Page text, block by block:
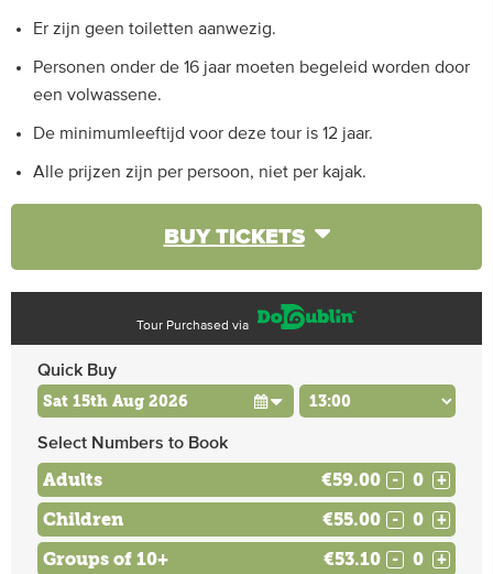
Er zijn geen toiletten aanwezig.
Personen onder de 16 jaar moeten begeleid worden door
een volwassene.
De minimumleeftijd voor deze tour is 12 jaar.
Alle prijzen zijn per persoon, niet per kajak.
BUY TICKETS
Tour Purchased via
Quick Buy
Select Numbers to Book
Adults €59.00 - +
Children €55.00 - +
Groups of 10+ €53.10 - +